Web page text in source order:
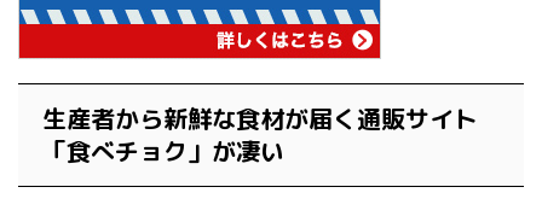
生産者から新鮮な食材が届く通販サイト
「食べチョク」が凄い